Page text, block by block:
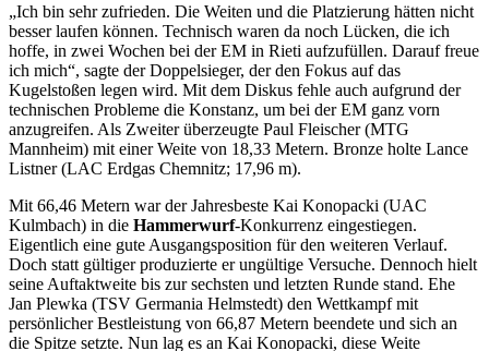
„Ich bin sehr zufrieden. Die Weiten und die Platzierung hätten nicht
besser laufen können. Technisch waren da noch Lücken, die ich
hoffe, in zwei Wochen bei der EM in Rieti aufzufüllen. Darauf freue
ich mich“, sagte der Doppelsieger, der den Fokus auf das
Kugelstoßen legen wird. Mit dem Diskus fehle auch aufgrund der
technischen Probleme die Konstanz, um bei der EM ganz vorn
anzugreifen. Als Zweiter überzeugte Paul Fleischer (MTG
Mannheim) mit einer Weite von 18,33 Metern. Bronze holte Lance
Listner (LAC Erdgas Chemnitz; 17,96 m).
Mit 66,46 Metern war der Jahresbeste Kai Konopacki (UAC
Kulmbach) in die Hammerwurf-Konkurrenz eingestiegen.
Eigentlich eine gute Ausgangsposition für den weiteren Verlauf.
Doch statt gültiger produzierte er ungültige Versuche. Dennoch hielt
seine Auftaktweite bis zur sechsten und letzten Runde stand. Ehe
Jan Plewka (TSV Germania Helmstedt) den Wettkampf mit
persönlicher Bestleistung von 66,87 Metern beendete und sich an
die Spitze setzte. Nun lag es an Kai Konopacki, diese Weite